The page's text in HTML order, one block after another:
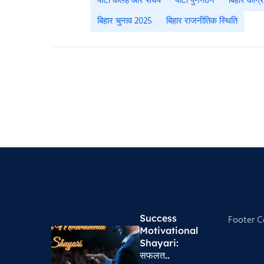
बिहार चुनाव 2025
बिहार राजनीतिक स्थिति
Success
Motivational
Shayari​:
सफलत..
Footer